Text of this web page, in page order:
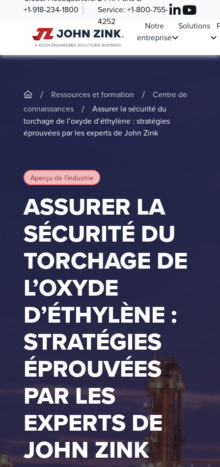
+1-918-234-1800
Service: +1-800-755-
4252
Notre
entreprise
Solutions
/ Ressources et formation /
Centre de
connaissances
/
Assurer la sécurité du
torchage de l’oxyde d’éthylène : stratégies
éprouvées par les experts de John Zink
Aperçu de l’industrie
ASSURER LA
SÉCURITÉ DU
TORCHAGE DE
L’OXYDE
D’ÉTHYLÈNE :
STRATÉGIES
ÉPROUVÉES
PAR LES
EXPERTS DE
JOHN ZINK